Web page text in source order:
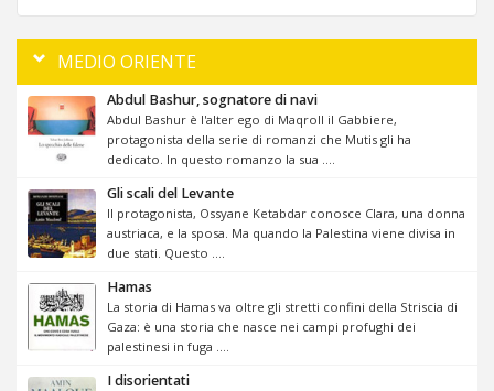
MEDIO ORIENTE
Abdul Bashur, sognatore di navi
Abdul Bashur è l'alter ego di Maqroll il Gabbiere,
protagonista della serie di romanzi che Mutis gli ha
dedicato. In questo romanzo la sua ....
Gli scali del Levante
Il protagonista, Ossyane Ketabdar conosce Clara, una donna
austriaca, e la sposa. Ma quando la Palestina viene divisa in
due stati. Questo ....
Hamas
La storia di Hamas va oltre gli stretti confini della Striscia di
Gaza: è una storia che nasce nei campi profughi dei
palestinesi in fuga ....
I disorientati